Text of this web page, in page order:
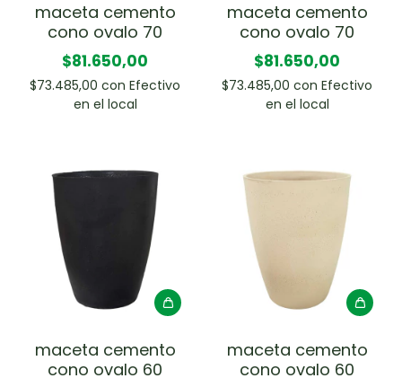
maceta cemento
cono ovalo 70
$81.650,00
$73.485,00 con Efectivo
en el local
maceta cemento
cono ovalo 70
$81.650,00
$73.485,00 con Efectivo
en el local
maceta cemento
cono ovalo 60
maceta cemento
cono ovalo 60